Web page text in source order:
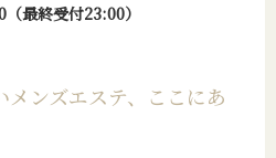
最終受付23:00）
メンズエステ、ここにあ